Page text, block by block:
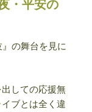
・平安の
の舞台を見に
しての応援無
ブとは全く違